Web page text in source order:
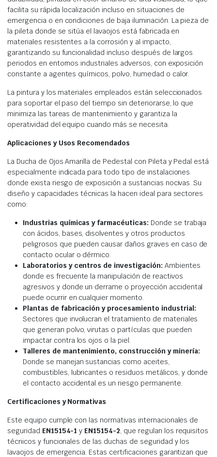
facilita su rápida localización incluso en situaciones de
emergencia o en condiciones de baja iluminación. La pieza de
la pileta donde se sitúa el lavaojos está fabricada en
materiales resistentes a la corrosión y al impacto,
garantizando su funcionalidad incluso después de largos
periodos en entornos industriales adversos, con exposición
constante a agentes químicos, polvo, humedad o calor.
La pintura y los materiales empleados están seleccionados
para soportar el paso del tiempo sin deteriorarse, lo que
minimiza las tareas de mantenimiento y garantiza la
operatividad del equipo cuando más se necesita.
Aplicaciones y Usos Recomendados
La Ducha de Ojos Amarilla de Pedestal con Pileta y Pedal está
especialmente indicada para todo tipo de instalaciones
donde exista riesgo de exposición a sustancias nocivas. Su
diseño y capacidades técnicas la hacen ideal para sectores
como:
Industrias químicas y farmacéuticas: Donde se trabaja
con ácidos, bases, disolventes y otros productos
peligrosos que pueden causar daños graves en caso de
contacto ocular o dérmico.
Laboratorios y centros de investigación: Ambientes
donde es frecuente la manipulación de reactivos
agresivos y donde un derrame o proyección accidental
puede ocurrir en cualquier momento.
Plantas de fabricación y procesamiento industrial:
Sectores que involucran el tratamiento de materiales
que generan polvo, virutas o partículas que pueden
impactar contra los ojos o la piel.
Talleres de mantenimiento, construcción y minería:
Donde se manejan sustancias como aceites,
combustibles, lubricantes o residuos metálicos, y donde
el contacto accidental es un riesgo permanente.
Certificaciones y Normativas
Este equipo cumple con las normativas internacionales de
seguridad EN15154-1 y EN15154-2, que regulan los requisitos
técnicos y funcionales de las duchas de seguridad y los
lavaojos de emergencia. Estas certificaciones garantizan que